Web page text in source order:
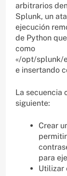
arbitrarios
Splunk, un
ejecución
de Python
como
«/opt/splunk/
e insertando
La secuencia
siguiente:
Crear
para
Utilizar